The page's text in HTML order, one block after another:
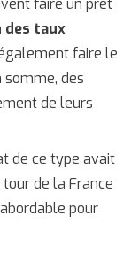
faire un prêt
des taux
faire le
somme, des
de leurs
de ce type avait
de la France
pour